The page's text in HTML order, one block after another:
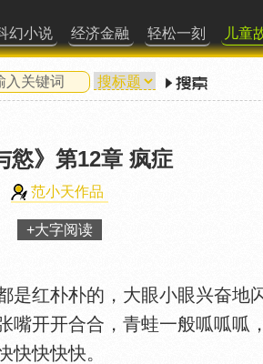
幻小说 经济金融 轻松一刻 儿童
慾》 第12章 疯症
范小天作品
+大字阅读
红朴朴的，大眼小眼兴奋地
嘴开开合合，青蛙一般呱呱呱
快快快快。